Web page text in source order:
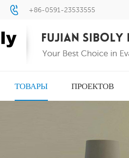
+86-0591-23533555
ТОВАРЫ ПРОЕКТОВ